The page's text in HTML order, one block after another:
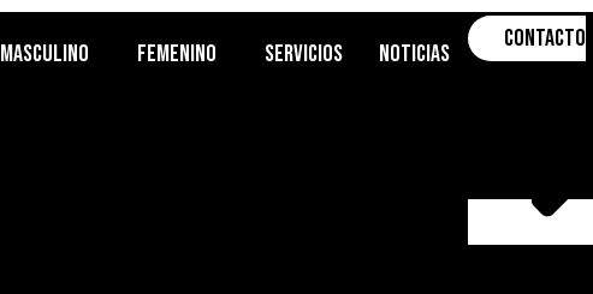
Masculino Femenino Servicios Noticias
Contacto